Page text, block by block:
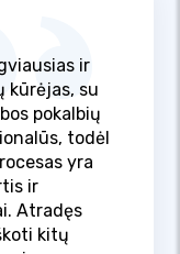
ir
kūrėjas, su
pokalbių
todėl
yra
ir
Atradęs
kitų